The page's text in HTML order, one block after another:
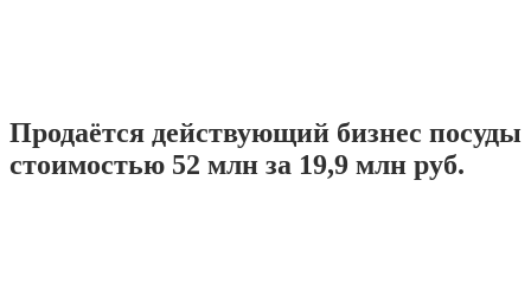
Продаётся действующий бизнес посуды
стоимостью 52 млн за 19,9 млн руб.